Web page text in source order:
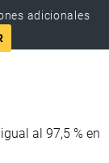
adicionales
al 97,5 % en